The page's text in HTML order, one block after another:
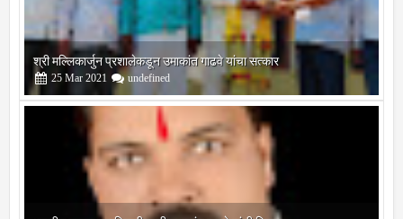
भारतीय जनता पक्ष चिटणीसपदी उमाकांत गाढवे यांची निवड